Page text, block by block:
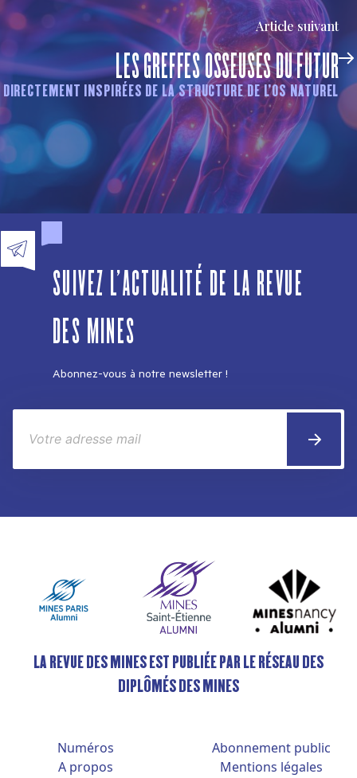
Article suivant
LES GREFFES OSSEUSES DU FUTUR
DIRECTEMENT INSPIRÉES DE LA STRUCTURE DE L'OS NATUREL
SUIVEZ L'ACTUALITÉ DE LA REVUE
DES MINES
Abonnez-vous à notre newsletter !
LA REVUE DES MINES EST PUBLIÉE PAR LE RÉSEAU DES
DIPLÔMÉS DES MINES
Numéros
A propos
Abonnement public
Mentions légales